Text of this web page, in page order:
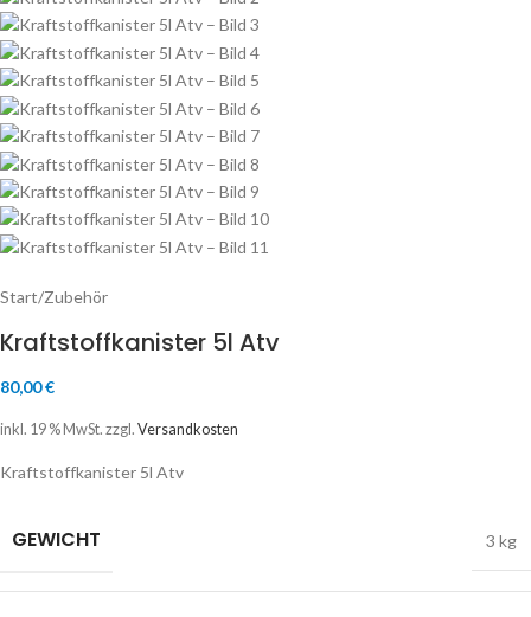
Start/Zubehör
Kraftstoffkanister 5l Atv
80,00€
inkl. 19 % MwSt. zzgl. Versandkosten
Kraftstoffkanister 5l Atv
GEWICHT 3 kg